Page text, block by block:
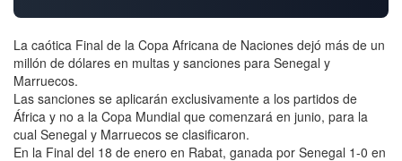
La caótica Final de la Copa Africana de Naciones dejó más de un
millón de dólares en multas y sanciones para Senegal y
Marruecos.
Las sanciones se aplicarán exclusivamente a los partidos de
África y no a la Copa Mundial que comenzará en junio, para la
cual Senegal y Marruecos se clasificaron.
En la Final del 18 de enero en Rabat, ganada por Senegal 1-0 en